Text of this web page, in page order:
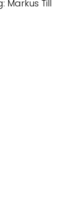
Markus Till